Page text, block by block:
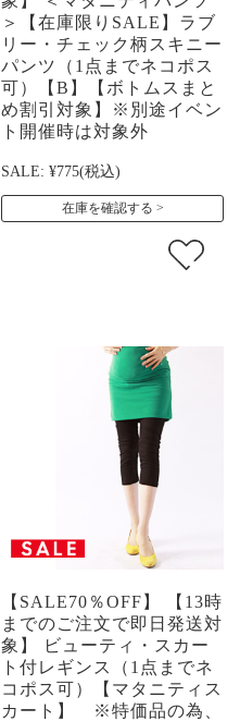
＞【在庫限りSALE】ラブ
リー・チェック柄スキニー
パンツ（1点までネコポス
可）【B】【ボトムスまと
め割引対象】※別途イベン
ト開催時は対象外
SALE: ¥775(税込)
在庫を確認する
【SALE70％OFF】 【13時
までのご注文で即日発送対
象】 ビューティ・スカー
ト付レギンス（1点までネ
コポス可）【マタニティス
カート】 ※特価品の為、